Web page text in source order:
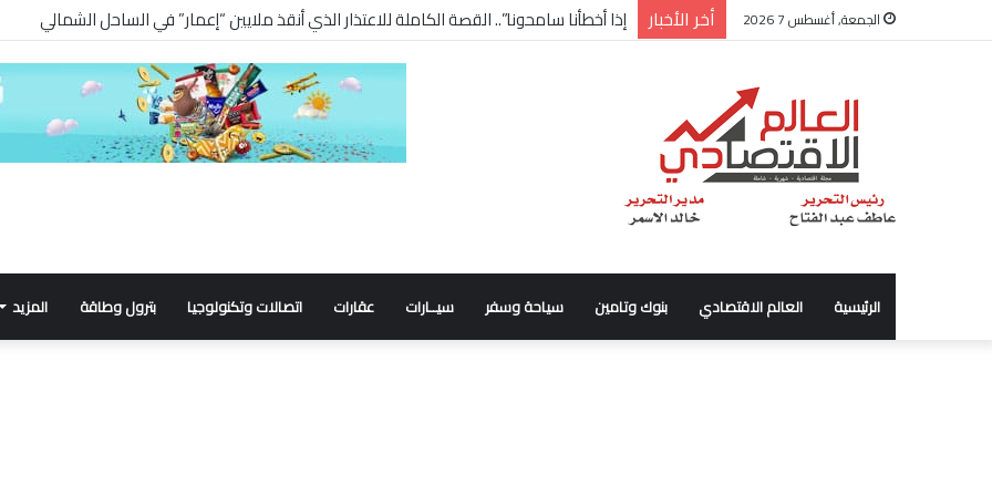
الجمعة, أغسطس 7 2026 أخر الأخبار شركة “Scope Developments” تعلن تولي أحمد كمال عيسى منصب الرئيس التنفيذي للقطاع التجاري
الرئيسية العالم الاقتصادي بنوك وتامين سياحة وسفر سيــارات عقارات اتصالات وتكنولوجيا بترول وطاقة المزيد